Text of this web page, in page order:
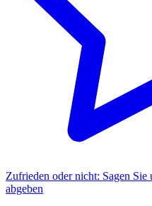
Zufrieden oder nicht: Sagen
abgeben